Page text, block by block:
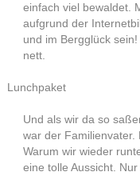
einfach viel bewaldet.
aufgrund der
und im Bergglück
nett.
Lunchpaket
Und als wir da so
war der Familienvater.
Warum wir wieder
eine tolle Aussicht.